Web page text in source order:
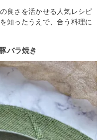
良さを活かせる人気レシピ
知ったうえで、合う料理に
バラ焼き